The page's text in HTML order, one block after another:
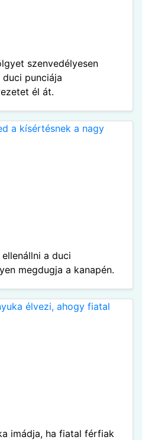
szenvedélyesen
punciája
él át.
a duci
megdugja a kanapén.
imádja, ha fiatal férfiak